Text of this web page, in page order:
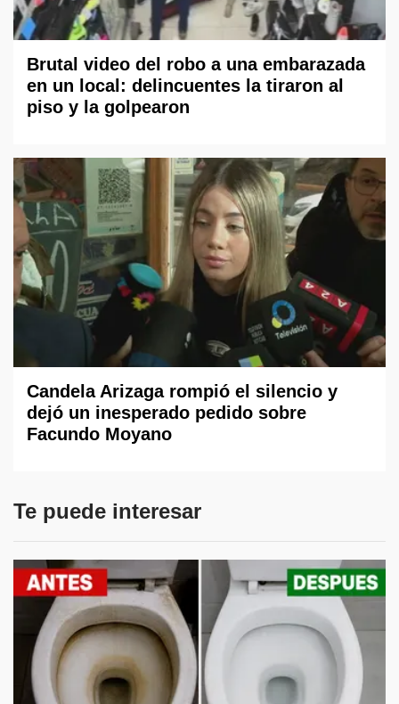
Brutal video del robo a una embarazada
en un local: delincuentes la tiraron al
piso y la golpearon
Candela Arizaga rompió el silencio y
dejó un inesperado pedido sobre
Facundo Moyano
Te puede interesar